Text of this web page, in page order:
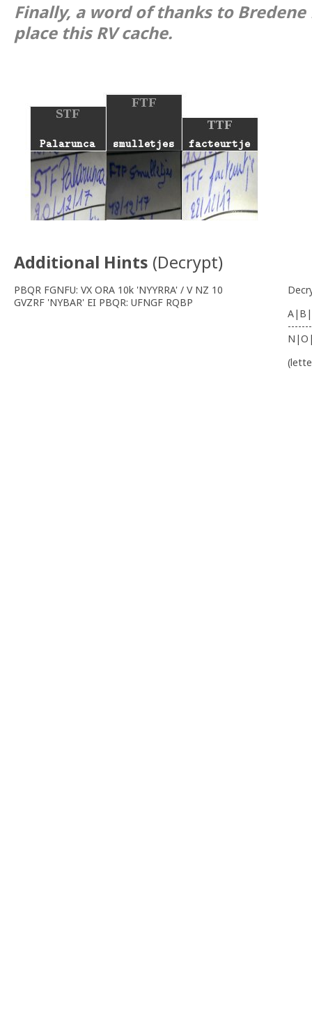
Finally, a word of thanks to
place this RV cache.
Additional Hints (Decrypt)
PBQR FGNFU: VX ORA 10k 'NYYRRA' / V NZ 10
GVZRF 'NYBAR' EI PBQR: UFNGF RQBP